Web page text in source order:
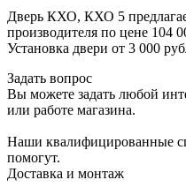
Дверь КХО, КХО 5
производителя по цене 104
Установка двери от 3 000
Задать вопрос
Вы можете задать любой
или работе магазина.
Наши квалифицированные
помогут.
Доставка и монтаж